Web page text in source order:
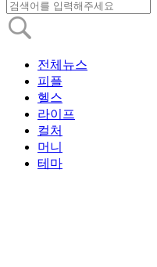
전체뉴스
피플
헬스
라이프
컬처
머니
테마